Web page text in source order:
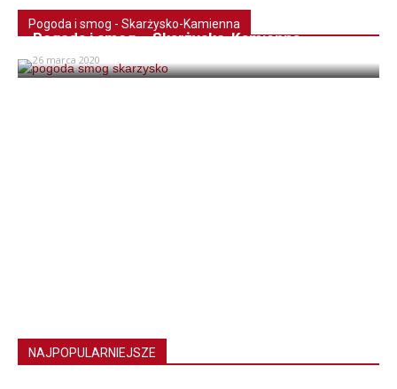
Pogoda i smog - Skarżysko-Kamienna
Pogoda i smog – Skarżysko-Kamienna
26 marca 2020
NAJPOPULARNIEJSZE